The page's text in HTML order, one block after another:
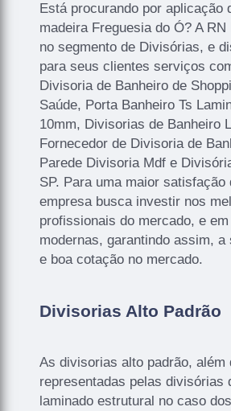
Está procurando por aplicação
madeira Freguesia do Ó? A
no segmento de Divisórias, e
para seus clientes serviços
Divisoria de Banheiro de
Saúde, Porta Banheiro Ts
10mm, Divisorias de Banheiro
Fornecedor de Divisoria de
Parede Divisoria Mdf e
SP. Para uma maior
empresa busca investir nos
profissionais do mercado, e
modernas, garantindo assim, a
e boa cotação no mercado.
Divisorias Alto Padrão
As divisorias alto padrão, além
representadas pelas divisórias
laminado estrutural no caso